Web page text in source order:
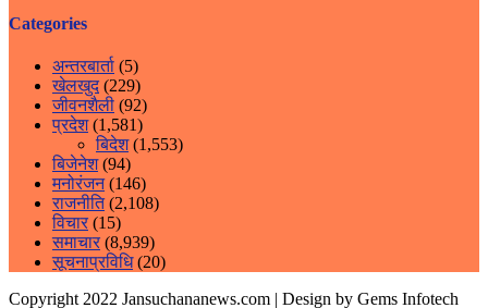
Categories
अन्तरबार्ता (5)
खेलखुद(229)
जीवनशैली (92)
प्रदेश(1,581)
बिदेश(1,553)
बिजेनेश(94)
मनोरंजन(146)
राजनीति(2,108)
विचार(15)
समाचार(8,939)
सूचनाप्रविधि(20)
Copyright 2022 Jansuchananews.com | Design by Gems Infotech